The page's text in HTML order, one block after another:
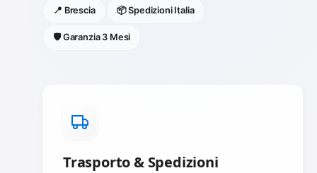
📍 Brescia 📦 Spedizioni Italia
🛡️ Garanzia 3 Mesi
Trasporto & Spedizioni